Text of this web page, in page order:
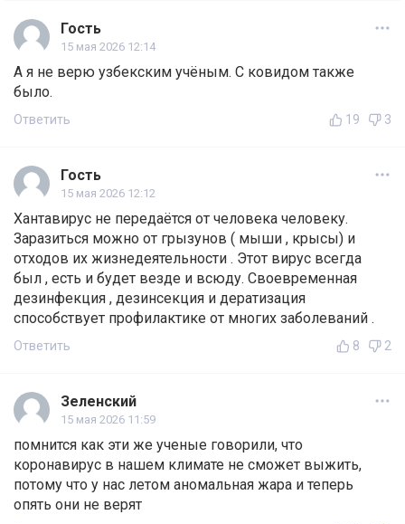
Гость
15 мая 2026 12:14
А я не верю узбекским учёным. С ковидом также
было.
Ответить 19 3
Гость
15 мая 2026 12:12
Хантавирус не передаётся от человека человеку.
Заразиться можно от грызунов ( мыши , крысы) и
отходов их жизнедеятельности . Этот вирус всегда
был , есть и будет везде и всюду. Своевременная
дезинфекция , дезинсекция и дератизация
способствует профилактике от многих заболеваний .
Ответить 8 2
Зеленский
15 мая 2026 11:59
помнится как эти же ученые говорили, что
коронавирус в нашем климате не сможет выжить,
потому что у нас летом аномальная жара и теперь
опять они не верят